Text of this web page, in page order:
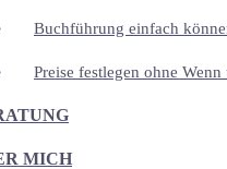
Buchführung einfach
Preise festlegen ohne
MICH